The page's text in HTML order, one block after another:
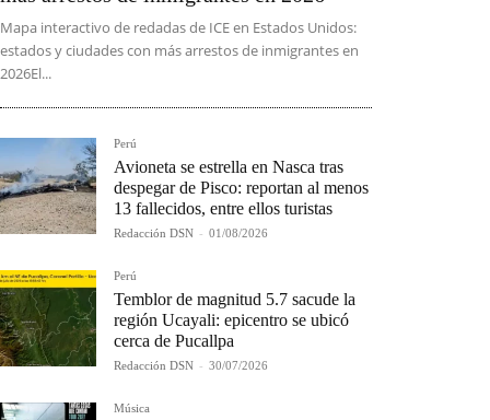
Mapa interactivo de redadas de ICE en Estados Unidos:
estados y ciudades con más arrestos de inmigrantes en
2026El...
Perú
Avioneta se estrella en Nasca tras
despegar de Pisco: reportan al menos
13 fallecidos, entre ellos turistas
Redacción DSN - 01/08/2026
Perú
Temblor de magnitud 5.7 sacude la
región Ucayali: epicentro se ubicó
cerca de Pucallpa
Redacción DSN - 30/07/2026
Música